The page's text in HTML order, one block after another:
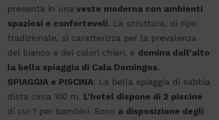
presenta in una veste moderna con ambienti
spaziosi e confortevoli. La struttura, di tipo
tradizionale, si caratterizza per la prevalenza
del bianco e dei colori chiari, e domina dall’alto
la bella spiaggia di Cala Domingos.
SPIAGGIA e PISCINA: La bella spiaggia di sabbia
dista circa 100 m. L’hotel dispone di 2 piscine
di cui 1 per bambini. Sono a disposizione degli